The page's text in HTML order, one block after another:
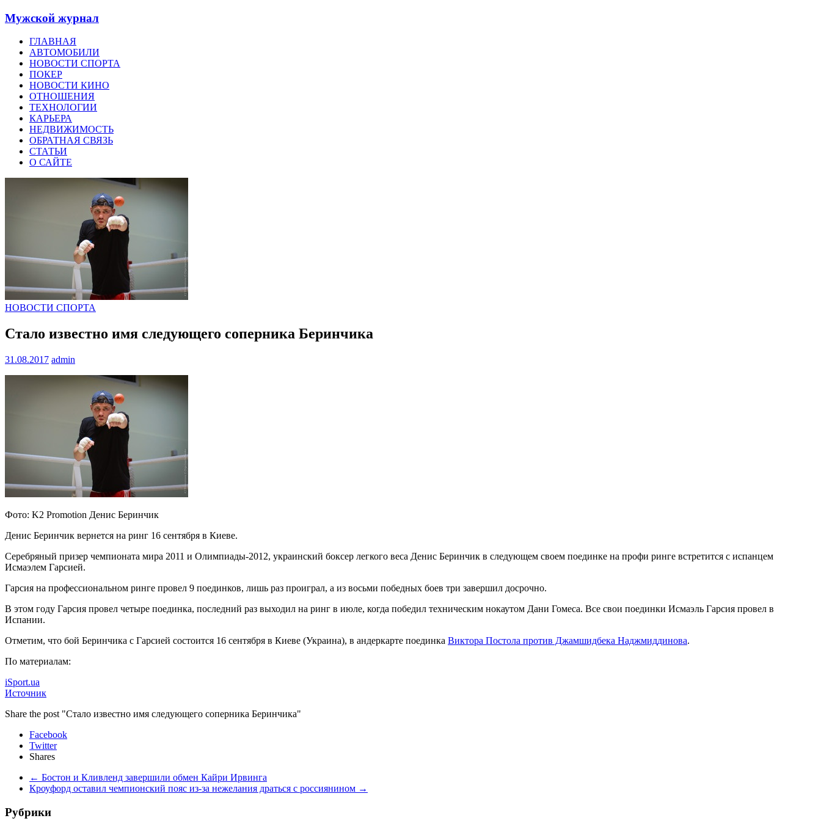
Мужской журнал
ГЛАВНАЯ
АВТОМОБИЛИ
НОВОСТИ СПОРТА
ПОКЕР
НОВОСТИ КИНО
ОТНОШЕНИЯ
ТЕХНОЛОГИИ
КАРЬЕРА
НЕДВИЖИМОСТЬ
ОБРАТНАЯ СВЯЗЬ
СТАТЬИ
О САЙТЕ
НОВОСТИ СПОРТА
Стало известно имя следующего соперника Беринчика
31.08.2017 admin
Фото: K2 Promotion Денис Беринчик
Денис Беринчик вернется на ринг 16 сентября в Киеве.
Серебряный призер чемпионата мира 2011 и Олимпиады-2012, украинский боксер легкого веса Денис Беринчик в следующем своем поединке на профи ринге встретится с испанцем
Исмаэлем Гарсией.
Гарсия на профессиональном ринге провел 9 поединков, лишь раз проиграл, а из восьми победных боев три завершил досрочно.
В этом году Гарсия провел четыре поединка, последний раз выходил на ринг в июле, когда победил техническим нокаутом Дани Гомеса. Все свои поединки Исмаэль Гарсия провел в
Испании.
Отметим, что бой Беринчика с Гарсией состоится 16 сентября в Киеве (Украина), в андеркарте поединка Виктора Постола против Джамшидбека Наджмиддинова.
По материалам:
iSport.ua
Источник
Share the post "Стало известно имя следующего соперника Беринчика"
Facebook
Twitter
Shares
← Бостон и Кливленд завершили обмен Кайри Ирвинга
Кроуфорд оставил чемпионский пояс из-за нежелания драться с россиянином →
Рубрики